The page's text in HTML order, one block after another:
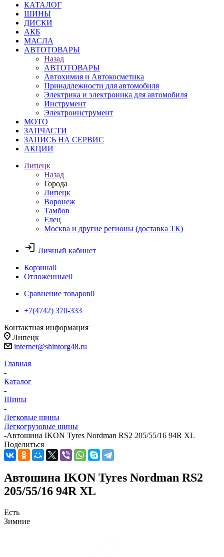
КАТАЛОГ
ШИНЫ
ДИСКИ
АКБ
МАСЛА
АВТОТОВАРЫ
Назад
АВТОТОВАРЫ
Автохимия и Автокосметика
Принадлежности для автомобиля
Электрика и электроника для автомобиля
Инструмент
Электроинструмент
МОТО
ЗАПЧАСТИ
ЗАПИСЬ НА СЕРВИС
АКЦИИ
Липецк
Назад
Города
Липецк
Воронеж
Тамбов
Елец
Москва и другие регионы (доставка ТК)
Личный кабинет
Корзина0
Отложенные0
Сравнение товаров0
+7(4742) 370-333
Контактная информация
Липецк
internet@shintorg48.ru
Главная
-
Каталог
-
Шины
-
Легковые шины
Легкогрузовые шины
-Автошина IKON Tyres Nordman RS2 205/55/16 94R XL
Поделиться
Автошина IKON Tyres Nordman RS2
205/55/16 94R XL
Есть
Зимние